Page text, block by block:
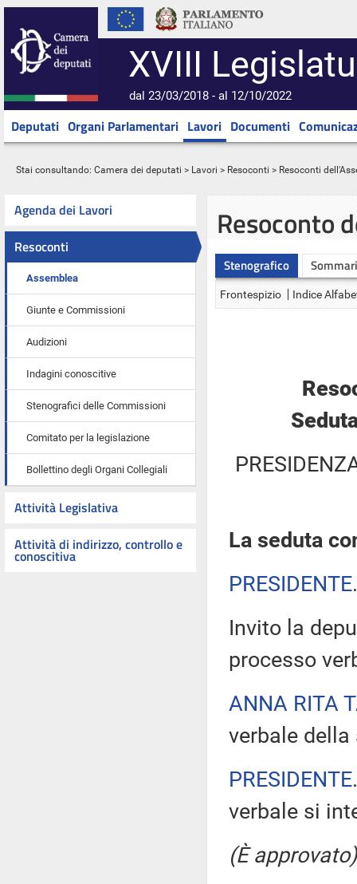
XVIII
dal 23/03/2018 - al 12/10/2022
Deputati Organi Parlamentari Lavori Documenti
Stai consultando: Camera dei deputati > Lavori > Resoconti > Resoconti
Agenda dei Lavori
Resoconti
Assemblea
Giunte e Commissioni
Audizioni
Indagini conoscitive
Stenografici delle Commissioni
Comitato per la legislazione
Bollettino degli Organi Collegiali
Attività Legislativa
Attività di indirizzo, controllo e
conoscitiva
Resoconto
Stenografico
Frontespizio Indice
La seduta
PRESIDENTE
Invito la
processo
ANNA RITA
verbale
PRESIDENTE
verbale si
(È approvato)